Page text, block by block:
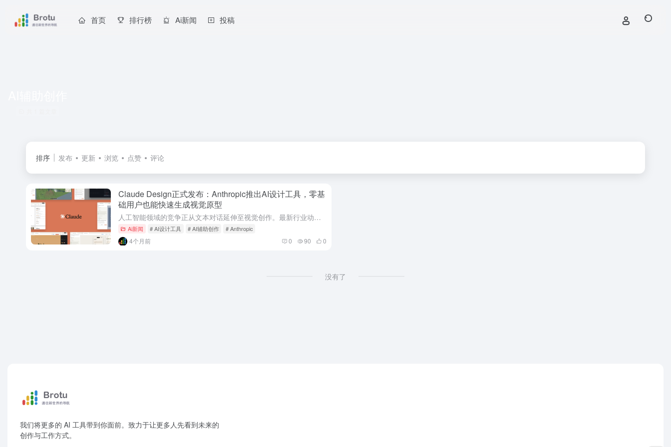
首页 排行榜 Ai新闻 投稿
排序 发布 更新 浏览 点赞 评论
Claude Design正式发布：Anthropic推出AI设计工具，零基
础用户也能快速生成视觉原型
人工智能领域的竞争正从文本对话延伸至视觉创作。最新行业动态指出，AI公司Anthropic已正式推出一款名为Claude Design的实验性产品，旨在让非设计背景的用户仅通过文字描述，就能快速生成演...
Ai新闻 # AI设计工具 # AI辅助创作 # Anthropic
4个月前 0 90 0
没有了
我们将更多的 AI 工具带到你面前。致力于让更多人先看到未来的
创作与工作方式。